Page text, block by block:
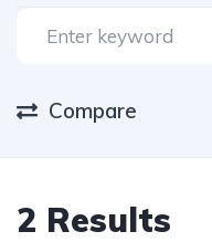
Compare
2 Results